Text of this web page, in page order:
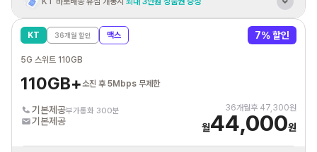
KT 인터넷/IPTV결합시 휴대폰 요금할인
KT 36개월 할인 맥스 7% 할인
5G 스위트 110GB
110GB+소진 후 5Mbps 무제한
기본제공부가통화 300분
기본제공
36개월후 47,300원
월44,000원